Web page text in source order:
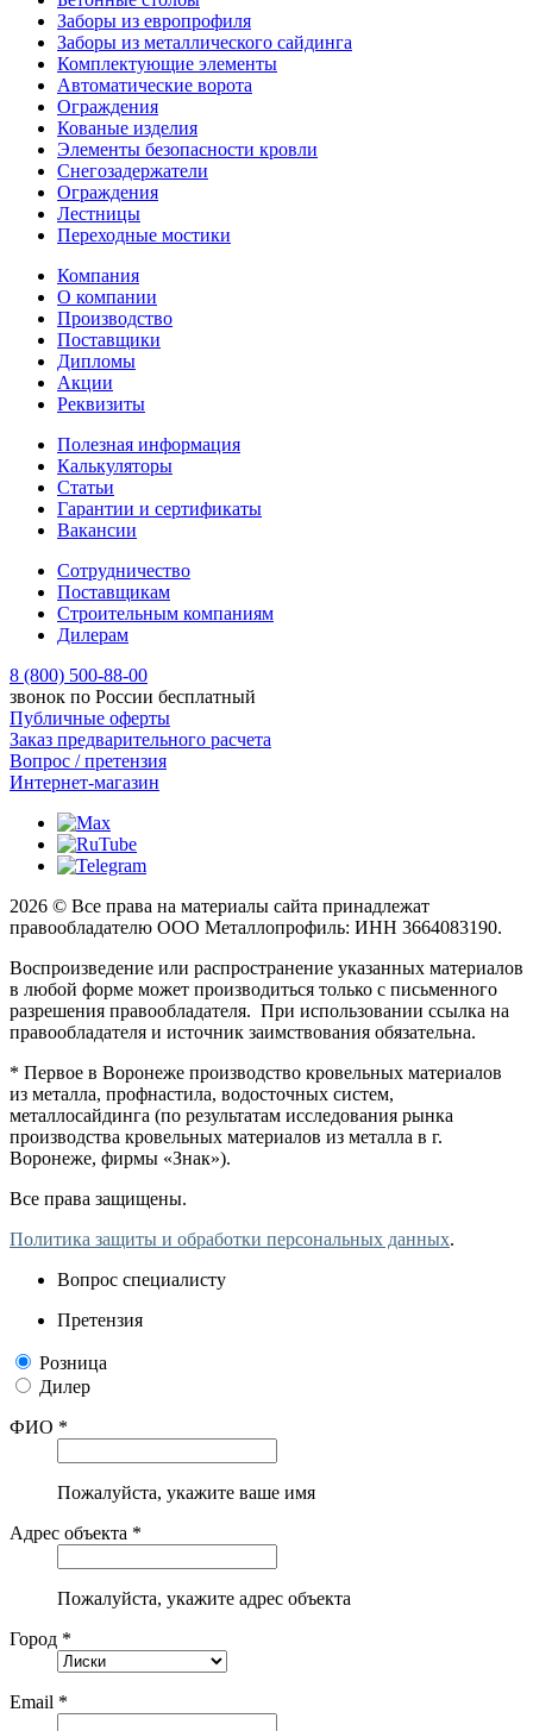
Заборы из европрофиля
Заборы из металлического сайдинга
Комплектующие элементы
Автоматические ворота
Ограждения
Кованые изделия
Элементы безопасности кровли
Снегозадержатели
Ограждения
Лестницы
Переходные мостики
Компания
О компании
Производство
Поставщики
Дипломы
Акции
Реквизиты
Полезная информация
Калькуляторы
Статьи
Гарантии и сертификаты
Вакансии
Сотрудничество
Поставщикам
Строительным компаниям
Дилерам
8 (800) 500-88-00
звонок по России бесплатный
Публичные оферты
Заказ предварительного расчета
Вопрос / претензия
Интернет-магазин
2026 © Все права на материалы сайта принадлежат
правообладателю ООО Металлопрофиль: ИНН 3664083190.
Воспроизведение или распространение указанных материалов
в любой форме может производиться только с письменного
разрешения правообладателя. При использовании ссылка на
правообладателя и источник заимствования обязательна.
* Первое в Воронеже производство кровельных материалов
из металла, профнастила, водосточных систем,
металлосайдинга (по результатам исследования рынка
производства кровельных материалов из металла в г.
Воронеже, фирмы «Знак»).
Все права защищены.
Политика защиты и обработки персональных данных.
Вопрос специалисту
Претензия
Розница
Дилер
ФИО *
Пожалуйста, укажите ваше имя
Адрес объекта *
Пожалуйста, укажите адрес объекта
Город *
Email *